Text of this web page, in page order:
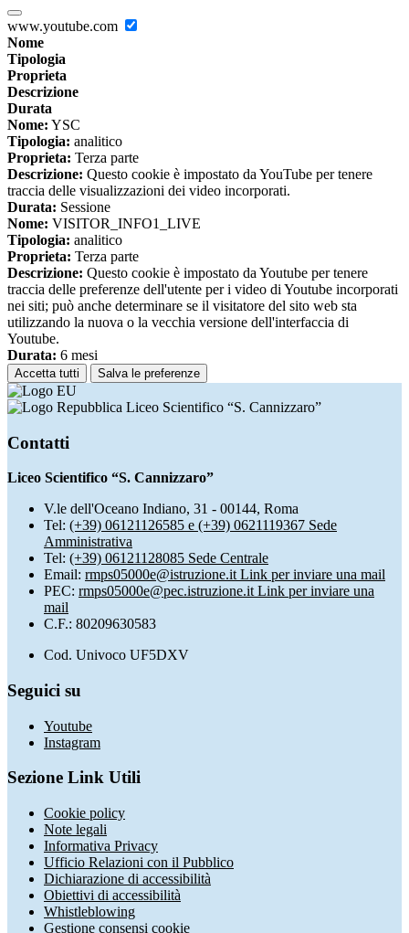
www.youtube.com
Nome
Tipologia
Proprieta
Descrizione
Durata
Nome: YSC
Tipologia: analitico
Proprieta: Terza parte
Descrizione: Questo cookie è impostato da YouTube per tenere
traccia delle visualizzazioni dei video incorporati.
Durata: Sessione
Nome: VISITOR_INFO1_LIVE
Tipologia: analitico
Proprieta: Terza parte
Descrizione: Questo cookie è impostato da Youtube per tenere
traccia delle preferenze dell'utente per i video di Youtube incorporati
nei siti; può anche determinare se il visitatore del sito web sta
utilizzando la nuova o la vecchia versione dell'interfaccia di
Youtube.
Durata: 6 mesi
Accetta tutti Salva le preferenze
Liceo Scientifico “S. Cannizzaro”
Contatti
Liceo Scientifico “S. Cannizzaro”
V.le dell'Oceano Indiano, 31 - 00144, Roma
Tel: (+39) 06121126585 e (+39) 0621119367 Sede
Amministrativa
Tel: (+39) 06121128085 Sede Centrale
Email: rmps05000e@istruzione.it Link per inviare una mail
PEC: rmps05000e@pec.istruzione.it Link per inviare una
mail
C.F.: 80209630583
Cod. Univoco UF5DXV
Seguici su
Youtube
Instagram
Sezione Link Utili
Cookie policy
Note legali
Informativa Privacy
Ufficio Relazioni con il Pubblico
Dichiarazione di accessibilità
Obiettivi di accessibilità
Whistleblowing
Gestione consensi cookie